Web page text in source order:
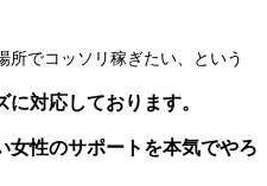
所でコッソリ稼ぎたい、という
対応しております。
女性のサポートを本気でやろ